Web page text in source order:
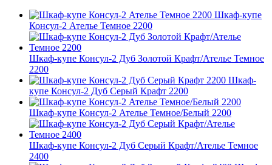
Шкаф-купе
Консул-2 Ателье Темное 2200
Шкаф-купе Консул-2 Дуб Золотой Крафт/Ателье Темное
2200
Шкаф-
купе Консул-2 Дуб Серый Крафт 2200
Шкаф-купе Консул-2 Ателье Темное/Белый 2200
Шкаф-купе Консул-2 Дуб Серый Крафт/Ателье Темное
2400